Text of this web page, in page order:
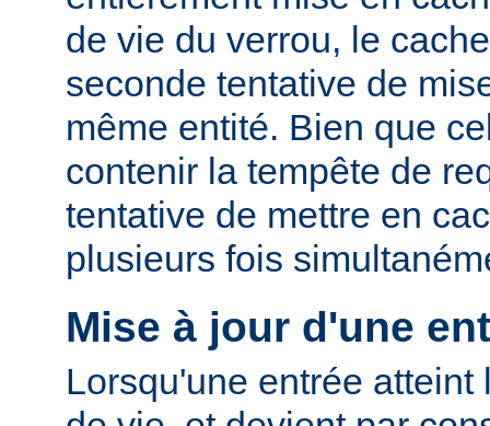
de vie du verrou, le
seconde tentative de
même entité. Bien que
contenir la tempête de
tentative de mettre en
plusieurs fois
Mise à jour d'une
Lorsqu'une entrée